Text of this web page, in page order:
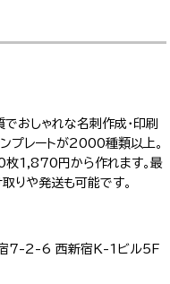
おしゃれな名刺作成・印刷
プレートが2000種類以上。
枚1,870円から作れます。最
りや発送も可能です。
7-2-6 西新宿K-1ビル5F